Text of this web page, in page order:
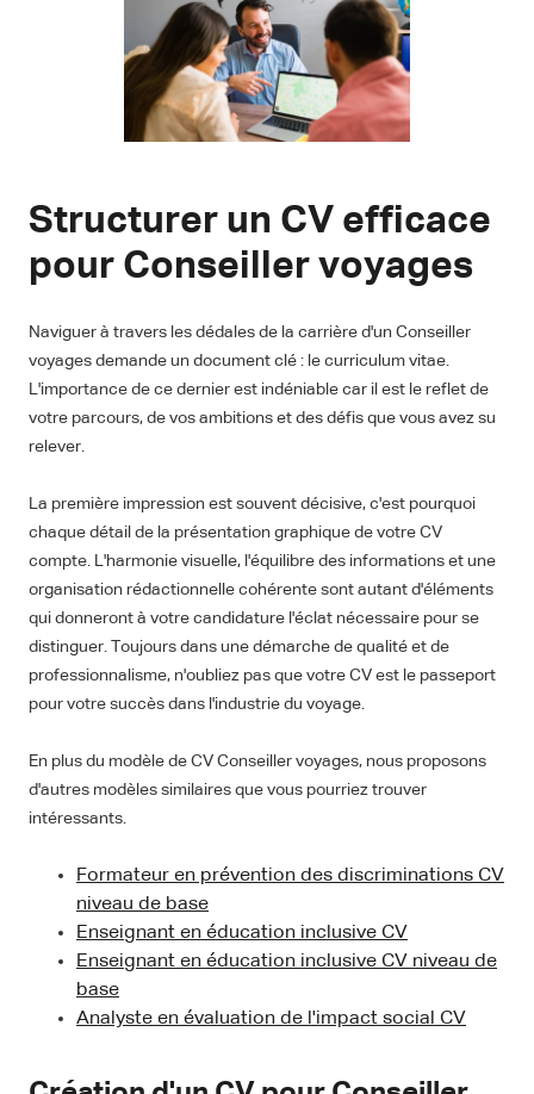
Structurer un CV efficace
pour Conseiller voyages
Naviguer à travers les dédales de la carrière d'un Conseiller
voyages demande un document clé : le curriculum vitae.
L'importance de ce dernier est indéniable car il est le reflet de
votre parcours, de vos ambitions et des défis que vous avez su
relever.
La première impression est souvent décisive, c'est pourquoi
chaque détail de la présentation graphique de votre CV
compte. L'harmonie visuelle, l'équilibre des informations et une
organisation rédactionnelle cohérente sont autant d'éléments
qui donneront à votre candidature l'éclat nécessaire pour se
distinguer. Toujours dans une démarche de qualité et de
professionnalisme, n'oubliez pas que votre CV est le passeport
pour votre succès dans l'industrie du voyage.
En plus du modèle de CV Conseiller voyages, nous proposons
d'autres modèles similaires que vous pourriez trouver
intéressants.
Formateur en prévention des discriminations CV
niveau de base
Enseignant en éducation inclusive CV
Enseignant en éducation inclusive CV niveau de
base
Analyste en évaluation de l'impact social CV